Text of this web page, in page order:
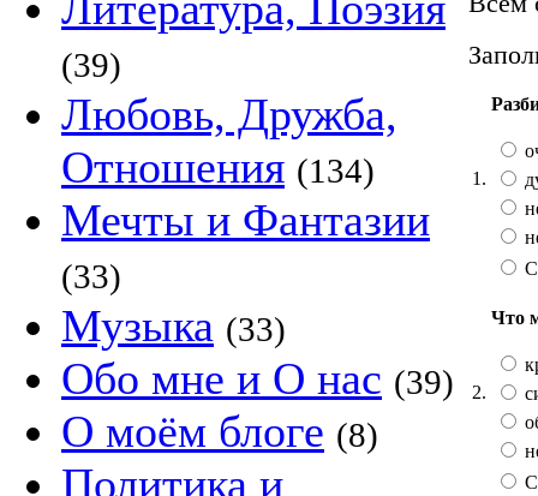
(39)
Любовь, Дружба,
Отношения (134)
Мечты и Фантазии
(33)
Музыка (33)
Обо мне и О нас (39)
О моём блоге (8)
Политика и
1.
2.
Что